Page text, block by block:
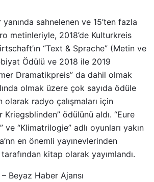
sahnelenen ve 15’ten fazla
metinleriyle, 2018’de Kulturkreis
“Text & Sprache” (Metin ve
Ödülü ve 2018 ile 2019
Dramatikpreis” da dahil olmak
olmak üzere çok sayıda ödüle
olarak radyo çalışmaları için
ödülünü aldı. “Eure
ve “Klimatrilogie” adlı oyunları yakın
en önemli yayınevlerinden
kitap olarak yayımlandı.
Beyaz Haber Ajansı